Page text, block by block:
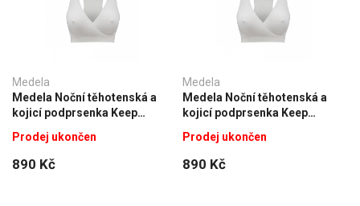
Medela
Medela Noční těhotenská a
kojicí podprsenka Keep
890 Kč
Prodej ukončen
Medela
Medela Noční těhotenská a
kojicí podprsenka Keep
890 Kč
Prodej ukončen